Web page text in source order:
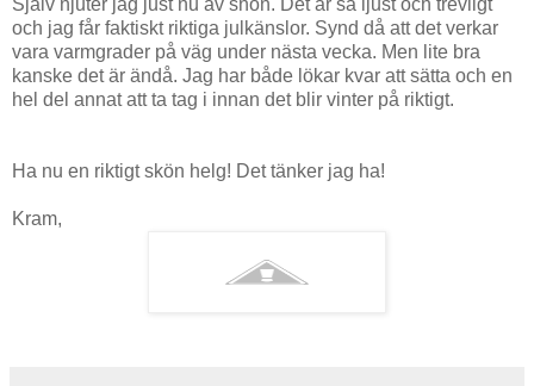
Själv njuter jag just nu av snön. Det är så ljust och trevligt
och jag får faktiskt riktiga julkänslor. Synd då att det verkar
vara varmgrader på väg under nästa vecka. Men lite bra
kanske det är ändå. Jag har både lökar kvar att sätta och en
hel del annat att ta tag i innan det blir vinter på riktigt.
Ha nu en riktigt skön helg! Det tänker jag ha!
Kram,